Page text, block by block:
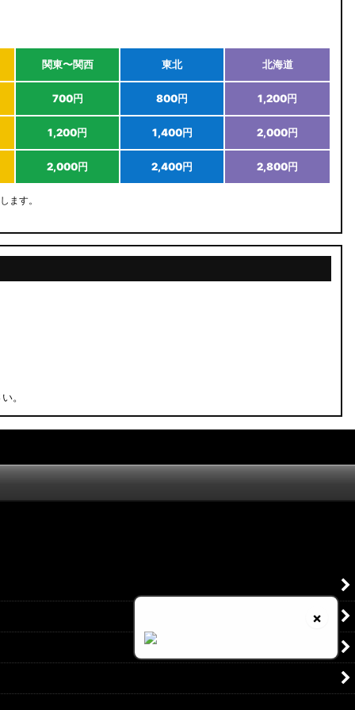
関東〜関西 東北 北海道
700円 800円 1,200円
1,200円 1,400円 2,000円
2,000円 2,400円 2,800円
ます。
。
×